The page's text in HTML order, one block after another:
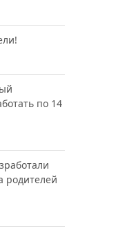
по 14
родителей